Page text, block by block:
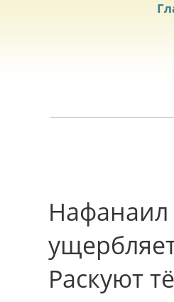
Раскуют